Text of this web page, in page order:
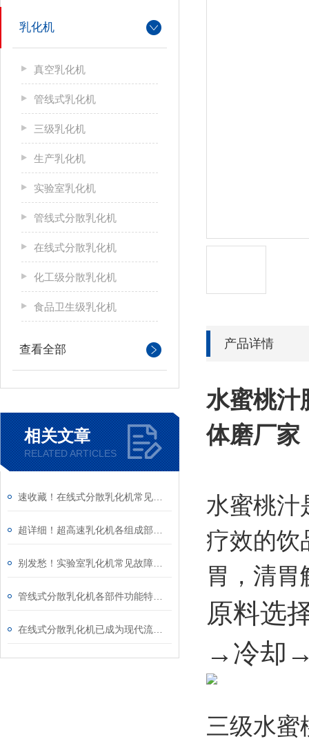
乳化机
真空乳化机
管线式乳化机
三级乳化机
生产乳化机
实验室乳化机
管线式分散乳化机
在线式分散乳化机
化工级分散乳化机
食品卫生级乳化机
查看全部
相关文章
RELATED ARTICLES
产品详情
水蜜桃汁
体磨厂家
水蜜桃汁
疗效的饮
胃，清胃
原料选
→冷却
三级水蜜